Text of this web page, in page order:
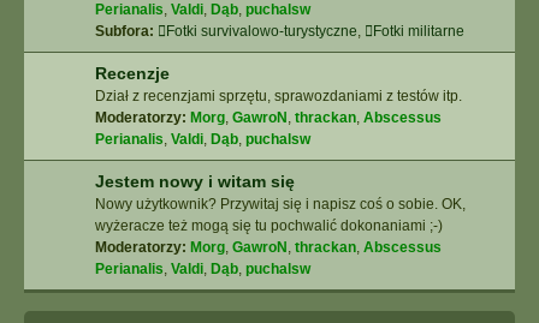
Perianalis, Valdi, Dąb, puchalsw
Subfora:
Fotki survivalowo-turystyczne, Fotki militarne
Recenzje
Dział z recenzjami sprzętu, sprawozdaniami z testów itp.
Moderatorzy: Morg, GawroN , thrackan, Abscessus
Perianalis, Valdi, Dąb, puchalsw
Jestem nowy i witam się
Nowy użytkownik? Przywitaj się i napisz coś o sobie. OK,
wyżeracze też mogą się tu pochwalić dokonaniami ;-)
Moderatorzy: Morg, GawroN , thrackan, Abscessus
Perianalis, Valdi, Dąb, puchalsw